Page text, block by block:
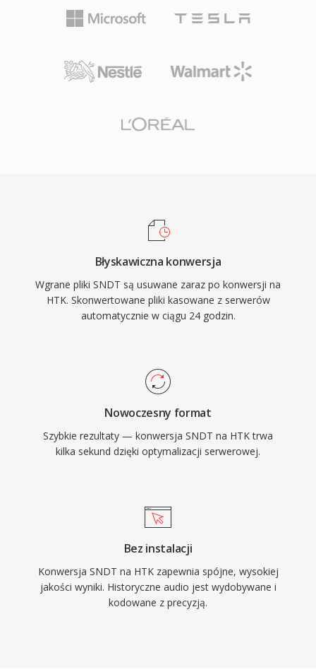
Błyskawiczna konwersja
Wgrane pliki SNDT są usuwane zaraz po konwersji na
HTK. Skonwertowane pliki kasowane z serwerów
automatycznie w ciągu 24 godzin.
Nowoczesny format
Szybkie rezultaty — konwersja SNDT na HTK trwa
kilka sekund dzięki optymalizacji serwerowej.
Bez instalacji
Konwersja SNDT na HTK zapewnia spójne, wysokiej
jakości wyniki. Historyczne audio jest wydobywane i
kodowane z precyzją.